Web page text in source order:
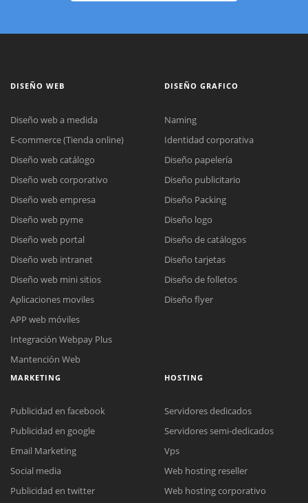
DISEÑO WEB
Diseño web a medida
E-commerce (Tienda online)
Diseño web catálogo
Diseño web corporativo
Diseño web empresa
Diseño web pyme
Diseño web portal
Diseño web intranet
Diseño web mini sitios
Aplicaciones moviles
APP web móviles
Integración Webpay Plus
Mantención Web
DISEÑO GRAFICO
Naming
Identidad corporativa
Diseño papelería
Diseño publicitario
Diseño Packing
Diseño logo
Diseño de catálogos
Diseño tarjetas
Diseño de folletos
Diseño flyer
MARKETING
Publicidad en facebook
Publicidad en google
Email Marketing
Social media
Publicidad en twitter
HOSTING
Servidores dedicados
Servidores semi-dedicados
Vps
Web hosting reseller
Web hosting corporativo